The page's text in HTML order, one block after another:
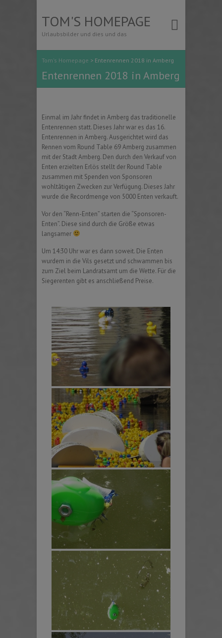
TOM'S HOMEPAGE
Urlaubsbilder und dies und das
Tom's Homepage > Entenrennen 2018 in Amberg
Entenrennen 2018 in Amberg
Einmal im Jahr findet in Amberg das traditionelle
Entenrennen statt. Dieses Jahr war es das 16.
Entenrennen in Amberg. Ausgerichtet wird das
Rennen vom Round Table 69 Amberg zusammen
mit der Stadt Amberg. Den durch den Verkauf von
Enten erzielten Erlös stellt der Round Table
zusammen mit Spenden von Sponsoren
wohltãtigen Zwecken zur Verfügung. Dieses Jahr
wurde die Recordmenge von 5000 Enten verkauft.
Vor den “Renn-Enten” starten die “Sponsoren-
Enten”. Diese sind durch die Größe etwas
langsamer
Um 14:30 Uhr war es dann soweit. Die Enten
wurdem in die Vils gesetzt und schwammen bis
zum Ziel beim Landratsamt um die Wette. Für die
Siegerenten gibt es anschließend Preise.